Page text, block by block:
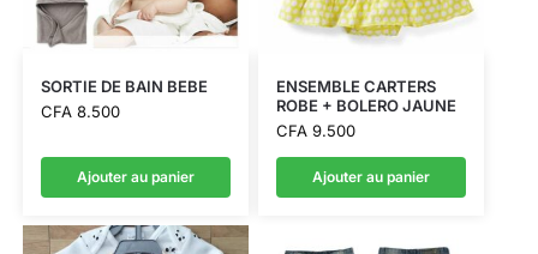
SORTIE DE BAIN BEBE
CFA8.500
Ajouter au panier
ENSEMBLE CARTERS
ROBE + BOLERO JAUNE
CFA9.500
Ajouter au panier